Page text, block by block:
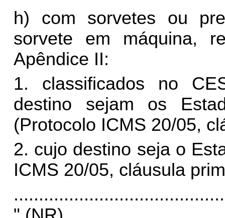
h) com sorvetes ou
sorvete em máquina,
Apêndice II:
1. classificados no
destino sejam os
(Protocolo ICMS 20/05,
2. cujo destino seja o
ICMS 20/05, cláusula